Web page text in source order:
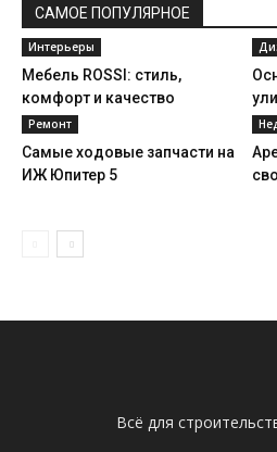
САМОЕ ПОПУЛЯРНОЕ
Интерьеры
Мебель ROSSI: стиль,
комфорт и качество
Ремонт
Самые ходовые запчасти на
ИЖ Юпитер 5
Всё для